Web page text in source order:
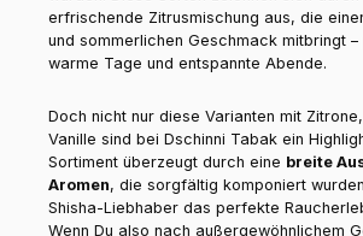
erfrischende Zitrusmischung aus, die
und sommerlichen Geschmack mitbringt
warme Tage und entspannte Abende.
Doch nicht nur diese Varianten mit
Vanille sind bei Dschinni Tabak ein
Sortiment überzeugt durch eine breite
Aromen, die sorgfältig komponiert
Shisha-Liebhaber das perfekte
Wenn Du also nach außergewöhnlichem